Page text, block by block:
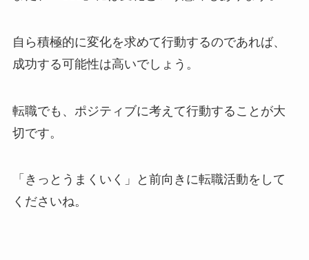
自ら積極的に変化を求めて行動するのであれば、
成功する可能性は高いでしょう。
転職でも、ポジティブに考えて行動することが大
切です。
「きっとうまくいく」と前向きに転職活動をして
くださいね。